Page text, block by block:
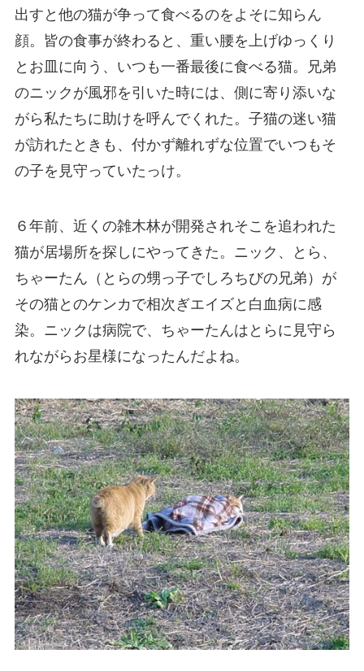
出すと他の猫が争って食べるのをよそに知らん
顔。皆の食事が終わると、重い腰を上げゆっくり
とお皿に向う、いつも一番最後に食べる猫。兄弟
のニックが風邪を引いた時には、側に寄り添いな
がら私たちに助けを呼んでくれた。子猫の迷い猫
が訪れたときも、付かず離れずな位置でいつもそ
の子を見守っていたっけ。
６年前、近くの雑木林が開発されそこを追われた
猫が居場所を探しにやってきた。ニック、とら、
ちゃーたん（とらの甥っ子でしろちびの兄弟）が
その猫とのケンカで相次ぎエイズと白血病に感
染。ニックは病院で、ちゃーたんはとらに見守ら
れながらお星様になったんだよね。